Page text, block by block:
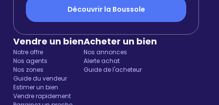
Découvrir la Boussole
Vendre un bien
Notre offre
Nos agents
Nos zones
Guide du vendeur
Estimer un bien
Vendre rapidement
Acheter un bien
Nos annonces
Alerte achat
Guide de l'acheteur